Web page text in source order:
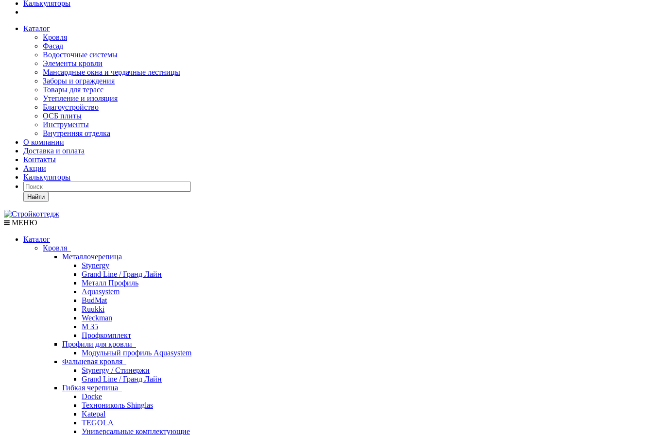
Калькуляторы
Каталог
Кровля
Фасад
Водосточные системы
Элементы кровли
Мансардные окна и чердачные лестницы
Заборы и ограждения
Товары для терасс
Утепление и изоляция
Благоустройство
ОСБ плиты
Инструменты
Внутренняя отделка
О компании
Доставка и оплата
Контакты
Акции
Калькуляторы
Найти
МЕНЮ
Каталог
Кровля
Металлочерепица
Stynergy
Grand Line / Гранд Лайн
Металл Профиль
Aquasystem
BudMat
Ruukki
Weckman
М 35
Профкомплект
Профили для кровли
Модульный профиль Aquasystem
Фальцевая кровля
Stynergy / Стинержи
Grand Line / Гранд Лайн
Гибкая черепица
Docke
Технониколь Shinglas
Katepal
TEGOLA
Универсальные комплектующие